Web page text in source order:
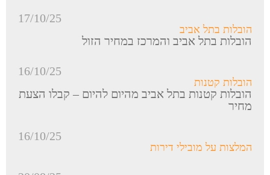
17/10/25
הובלות בתל אביב
הובלות בתל אביב והמרכז במחיר הזול
16/10/25
הובלות קטנות
הובלות קטנות בתל אביב מהיום להיום – קבלו הצעת
מחיר
16/10/25
המלצות על מובילי דירות